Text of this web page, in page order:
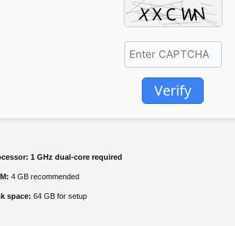
Verify
1 GHz dual-core required
4 GB recommended
space: 64 GB for setup